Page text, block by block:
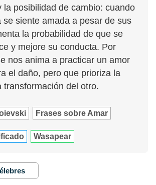
la posibilidad de cambio: cuando
se siente amada a pesar de sus
la probabilidad de que se
y mejore su conducta. Por
nos anima a practicar un amor
el daño, pero que prioriza la
transformación del otro.
Frases sobre Amar
Wasapear